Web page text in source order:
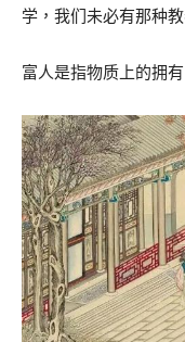
学，我们未必有那种
富人是指物质上的拥